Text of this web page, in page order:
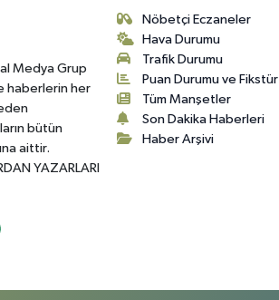
Medya Grup
haberlerin her
bütün
aittir.
YAZARLARI
Nöbetçi Eczaneler
Hava Durumu
Trafik Durumu
Puan Durumu ve Fikstür
Tüm Manşetler
Son Dakika Haberleri
Haber Arşivi